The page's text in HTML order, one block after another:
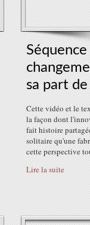
sa part
Cette vidéo et le
la façon dont
fait histoire
solitaire qu'une
cette perspective
Lire la suite